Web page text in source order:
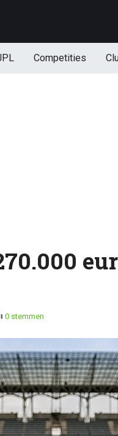
Competities
0 stemmen